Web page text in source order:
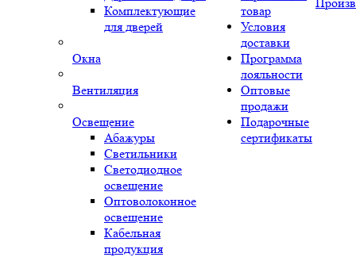
Комплектующие
для дверей
Окна
Вентиляция
Освещение
Абажуры
Светильники
Светодиодное
освещение
Оптоволоконное
освещение
Кабельная
продукция
товар
Условия
доставки
Программа
лояльности
Оптовые
продажи
Подарочные
сертификаты